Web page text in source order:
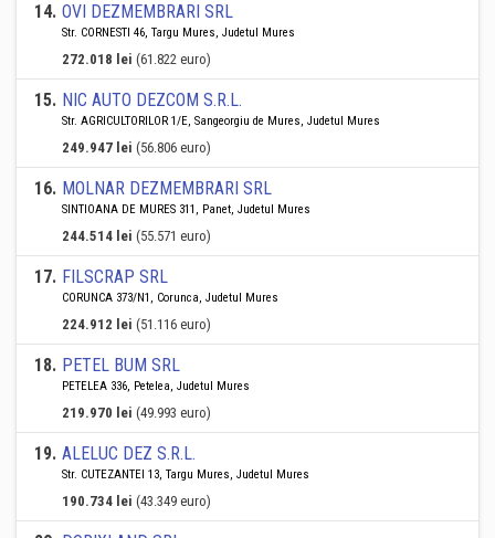
14. OVI DEZMEMBRARI SRL
Str. CORNESTI 46, Targu Mures, Judetul Mures
272.018 lei (61.822 euro)
15. NIC AUTO DEZCOM S.R.L.
Str. AGRICULTORILOR 1/E, Sangeorgiu de Mures, Judetul Mures
249.947 lei (56.806 euro)
16. MOLNAR DEZMEMBRARI SRL
SINTIOANA DE MURES 311, Panet, Judetul Mures
244.514 lei (55.571 euro)
17. FILSCRAP SRL
CORUNCA 373/N1, Corunca, Judetul Mures
224.912 lei (51.116 euro)
18. PETEL BUM SRL
PETELEA 336, Petelea, Judetul Mures
219.970 lei (49.993 euro)
19. ALELUC DEZ S.R.L.
Str. CUTEZANTEI 13, Targu Mures, Judetul Mures
190.734 lei (43.349 euro)